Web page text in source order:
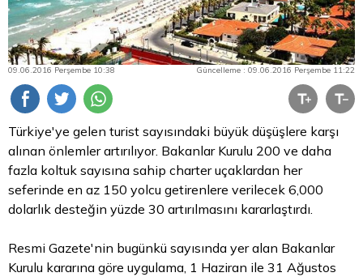
09.06.2016 Perşembe 10:38 Güncelleme : 09.06.2016 Perşembe 11:22
Türkiye'ye gelen turist sayısındaki büyük düşüşlere karşı
alınan önlemler artırılıyor. Bakanlar Kurulu 200 ve daha
fazla koltuk sayısına sahip charter uçaklardan her
seferinde en az 150 yolcu getirenlere verilecek 6,000
dolarlık desteğin yüzde 30 artırılmasını kararlaştırdı.
Resmi Gazete'nin bugünkü sayısında yer alan Bakanlar
Kurulu kararına göre uygulama, 1 Haziran ile 31 Ağustos